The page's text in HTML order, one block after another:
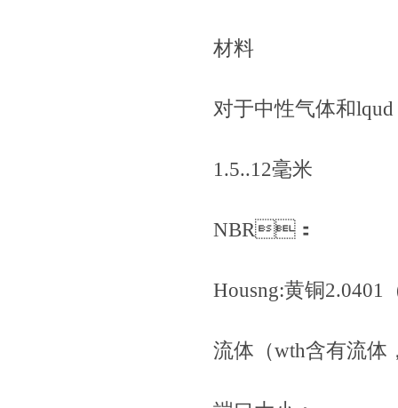
材料
对于中性气体和lqud
1.5..12毫米
NBR：
Housng:黄铜2.0401
流体（wth含有流体